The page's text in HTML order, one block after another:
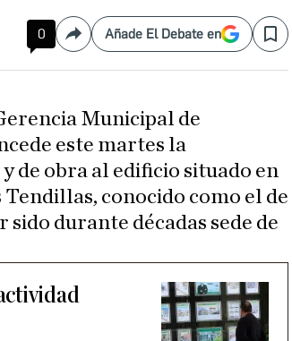
0 CompartirAñade El Debate en Save
Municipal de
este martes la
de obra al edificio situado en
conocido como el de
sido durante décadas sede de